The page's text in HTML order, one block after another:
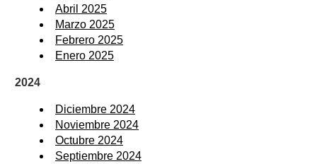
Abril 2025
Marzo 2025
Febrero 2025
Enero 2025
2024
Diciembre 2024
Noviembre 2024
Octubre 2024
Septiembre 2024